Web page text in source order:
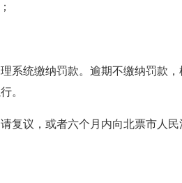
元)；
系统缴纳罚款。逾期不缴纳罚款
。
复议，或者六个月内向北票市人